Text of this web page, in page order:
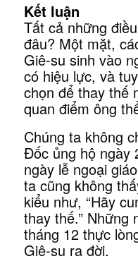
Kết luận
Tất cả những
đâu? Một mặt,
Giê-su sinh vào
có hiệu lực, và
chọn để thay thế
quan điểm ông
Chúng ta không
Đốc ủng hộ ngày
ngày lễ ngoại
ta cũng không
kiểu như, “Hãy
thay thế.” Những
tháng 12 thực
Giê-su ra đời.